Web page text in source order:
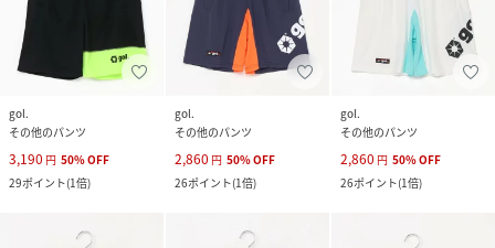
gol.
その他のパンツ
3,190 円 50%OFF
29ポイント(1倍)
gol.
その他のパンツ
2,860 円 50%OFF
26ポイント(1倍)
gol.
その他のパンツ
2,860 円 50%OFF
26ポイント(1倍)